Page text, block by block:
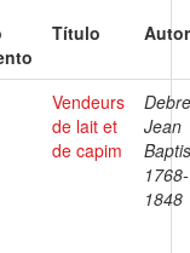
Título
Vendeurs
de lait et
de capim
Jean
1768-
1848